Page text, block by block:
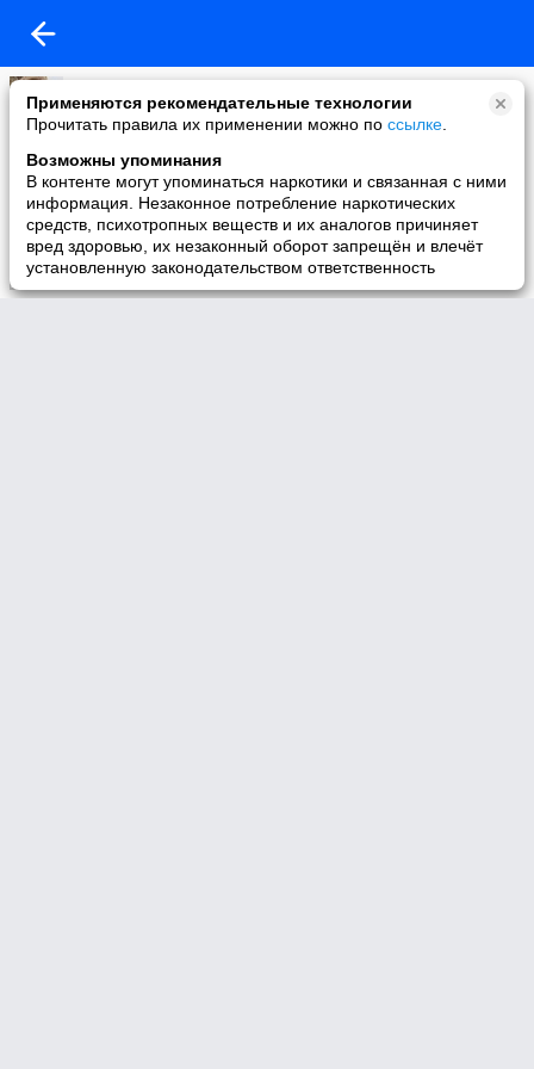
Применяются рекомендательные технологии
Прочитать правила их применении можно по ссылке
Возможны упоминания
В контенте могут упоминаться наркотики и связанная с ними
информация. Незаконное потребление наркотических
средств, психотропных веществ и их аналогов причиняет
вред здоровью, их незаконный оборот запрещён и влечёт
установленную законодательством ответственность
Константин Бусарев
04-03-2011 11:22
А почему обязательно квартира?
За меньшие деньги можно купить целый дом в Подмосковье. Бытовые
условия не хуже городских, время на дорогу до работы такое же. Свой
дом - это РЕАЛЬНО дешевле! Если кто пошел таким путем, поделитесь
опытом с другими. Я вот уже строюсь.